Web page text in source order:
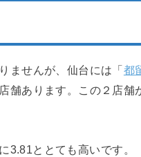
ませんが、仙台には「都
舗あります。この２店舗
3.81ととても高いです。